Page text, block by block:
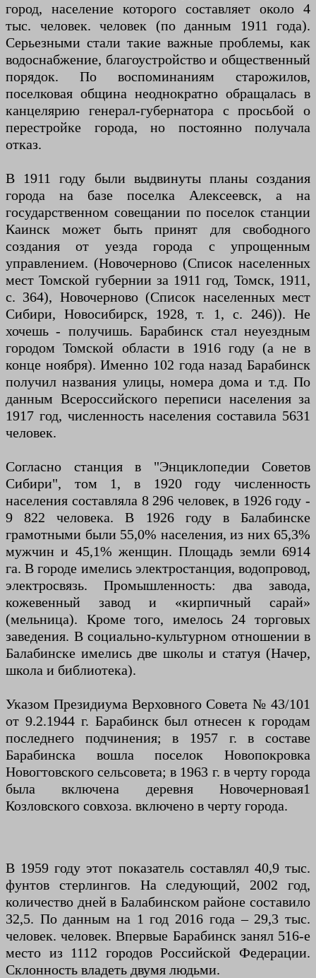
город, население которого составляет около 4
тыс. человек. человек (по данным 1911 года).
Серьезными стали такие важные проблемы, как
водоснабжение, благоустройство и общественный
порядок. По воспоминаниям старожилов,
поселковая община неоднократно обращалась в
канцелярию генерал-губернатора с просьбой о
перестройке города, но постоянно получала
отказ.
В 1911 году были выдвинуты планы создания
города на базе поселка Алексеевск, а на
государственном совещании по поселок станции
Каинск может быть принят для свободного
создания от уезда города с упрощенным
управлением. (Новочерново (Список населенных
мест Томской губернии за 1911 год, Томск, 1911,
с. 364), Новочерново (Список населенных мест
Сибири, Новосибирск, 1928, т. 1, с. 246)). Не
хочешь - получишь. Барабинск стал неуездным
городом Томской области в 1916 году (а не в
конце ноября). Именно 102 года назад Барабинск
получил названия улицы, номера дома и т.д. По
данным Всероссийского переписи населения за
1917 год, численность населения составила 5631
человек.
Согласно станция в "Энциклопедии Советов
Сибири", том 1, в 1920 году численность
населения составляла 8 296 человек, в 1926 году -
9 822 человека. В 1926 году в Балабинске
грамотными были 55,0% населения, из них 65,3%
мужчин и 45,1% женщин. Площадь земли 6914
га. В городе имелись электростанция, водопровод,
электросвязь. Промышленность: два завода,
кожевенный завод и «кирпичный сарай»
(мельница). Кроме того, имелось 24 торговых
заведения. В социально-культурном отношении в
Балабинске имелись две школы и статуя (Начер,
школа и библиотека).
Указом Президиума Верховного Совета № 43/101
от 9.2.1944 г. Барабинск был отнесен к городам
последнего подчинения; в 1957 г. в составе
Барабинска вошла поселок Новопокровка
Новогтовского сельсовета; в 1963 г. в черту города
была включена деревня Новочерновая1
Козловского совхоза. включено в черту города.
В 1959 году этот показатель составлял 40,9 тыс.
фунтов стерлингов. На следующий, 2002 год,
количество дней в Балабинском районе составило
32,5. По данным на 1 год 2016 года – 29,3 тыс.
человек. человек. Впервые Барабинск занял 516-е
место из 1112 городов Российской Федерации.
Склонность владеть двумя людьми.